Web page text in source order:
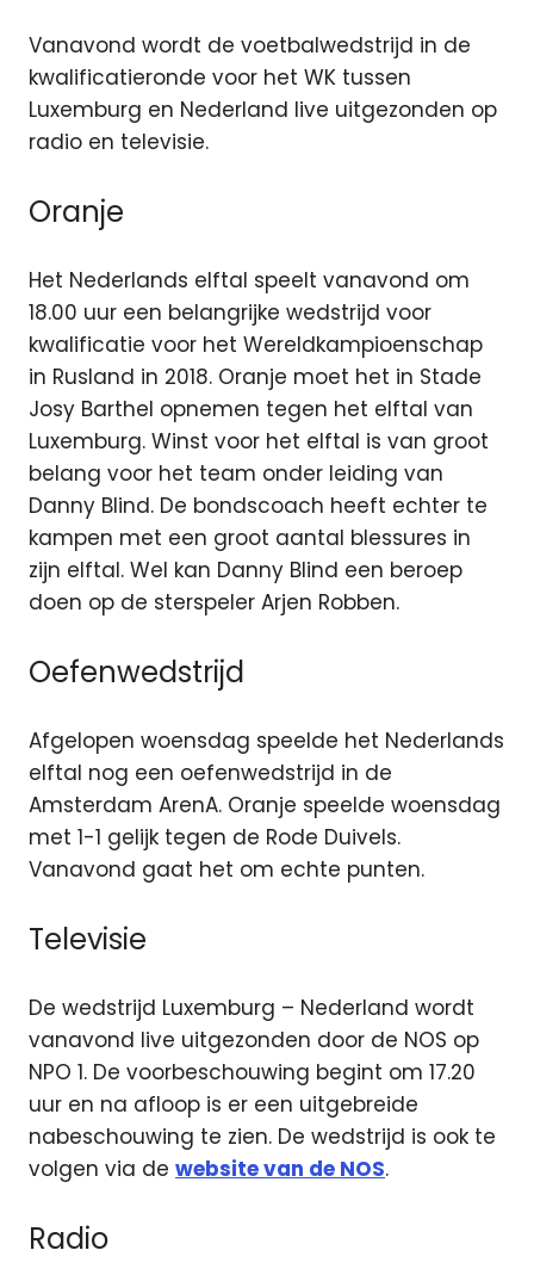
Vanavond wordt de voetbalwedstrijd in de
kwalificatieronde voor het WK tussen
Luxemburg en Nederland live uitgezonden op
radio en televisie.
Oranje
Het Nederlands elftal speelt vanavond om
18.00 uur een belangrijke wedstrijd voor
kwalificatie voor het Wereldkampioenschap
in Rusland in 2018. Oranje moet het in Stade
Josy Barthel opnemen tegen het elftal van
Luxemburg. Winst voor het elftal is van groot
belang voor het team onder leiding van
Danny Blind. De bondscoach heeft echter te
kampen met een groot aantal blessures in
zijn elftal. Wel kan Danny Blind een beroep
doen op de sterspeler Arjen Robben.
Oefenwedstrijd
Afgelopen woensdag speelde het Nederlands
elftal nog een oefenwedstrijd in de
Amsterdam ArenA. Oranje speelde woensdag
met 1-1 gelijk tegen de Rode Duivels.
Vanavond gaat het om echte punten.
Televisie
De wedstrijd Luxemburg – Nederland wordt
vanavond live uitgezonden door de NOS op
NPO 1. De voorbeschouwing begint om 17.20
uur en na afloop is er een uitgebreide
nabeschouwing te zien. De wedstrijd is ook te
volgen via de website van de NOS.
Radio